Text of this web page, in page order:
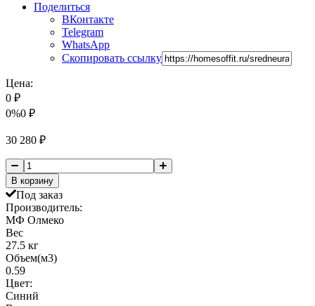
Поделиться
ВКонтакте
Telegram
WhatsApp
Скопировать ссылку
Цена:
0 ₽
0%0 ₽
30 280 ₽
В корзину
Под заказ
Производитель:
МФ Олмеко
Вес
27.5 кг
Объем(м3)
0.59
Цвет:
Синий